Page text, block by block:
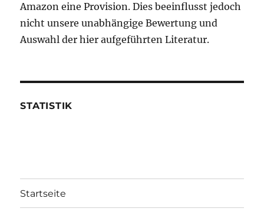
Amazon eine Provision. Dies beeinflusst jedoch
nicht unsere unabhängige Bewertung und
Auswahl der hier aufgeführten Literatur.
STATISTIK
Startseite